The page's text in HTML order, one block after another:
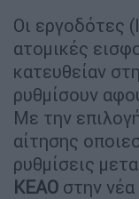
Οι εργοδότες
ατομικές
κατευθείαν
ρυθμίσουν
Με την
αίτησης
ρυθμίσεις
ΚΕΑΟ στην νέα